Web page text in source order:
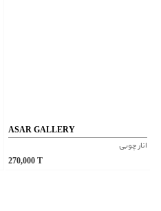
ASAR GALLERY
انار چوبی
270,000 T